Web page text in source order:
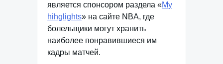
является спонсором раздела «My
hihglights» на сайте NBA, где
болельщики могут хранить
наиболее понравившиеся им
кадры матчей.